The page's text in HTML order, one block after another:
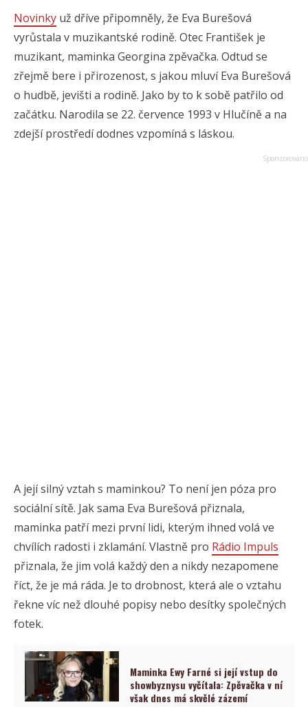
Novinky už dříve připomněly, že Eva Burešová
vyrůstala v muzikantské rodině. Otec František je
muzikant, maminka Georgina zpěvačka. Odtud se
zřejmě bere i přirozenost, s jakou mluví Eva Burešová
o hudbě, jevišti a rodině. Jako by to k sobě patřilo od
začátku. Narodila se 22. července 1993 v Hlučíně a na
zdejší prostředí dodnes vzpomíná s láskou.
A její silný vztah s maminkou? To není jen póza pro
sociální sítě. Jak sama Eva Burešová přiznala,
maminka patří mezi první lidi, kterým ihned volá ve
chvílích radosti i zklamání. Vlastně pro Rádio Impuls
přiznala, že jim volá každý den a nikdy nezapomene
říct, že je má ráda. Je to drobnost, která ale o vztahu
řekne víc než dlouhé popisy nebo desítky společných
fotek.
Maminka Ewy Farné si její vstup do
showbyznysu vyčítala: Zpěvačka v ní
však dnes má skvělé zázemí